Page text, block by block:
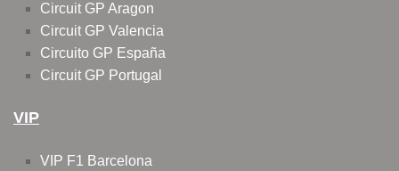
Circuit GP Aragon
Circuit GP Valencia
Circuito GP España
Circuit GP Portugal
VIP
VIP F1 Barcelona